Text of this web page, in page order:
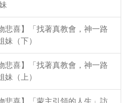
悲喜】「找著真教會，神一路
妹（下）
悲喜】「找著真教會，神一路
妹（上）
悲喜】「蒙主引領的人生」訪